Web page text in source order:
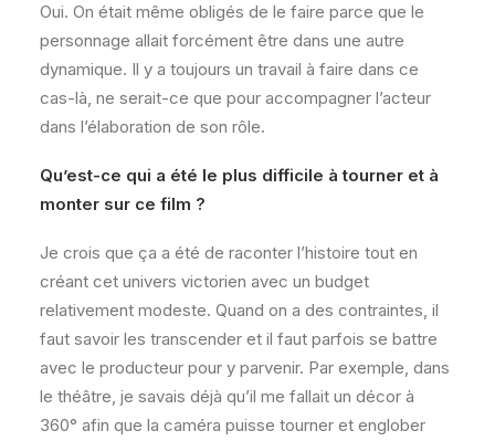
Oui. On était même obligés de le faire parce que le
personnage allait forcément être dans une autre
dynamique. Il y a toujours un travail à faire dans ce
cas-là, ne serait-ce que pour accompagner l’acteur
dans l’élaboration de son rôle.
Qu’est-ce qui a été le plus difficile à tourner et à
monter sur ce film ?
Je crois que ça a été de raconter l’histoire tout en
créant cet univers victorien avec un budget
relativement modeste. Quand on a des contraintes, il
faut savoir les transcender et il faut parfois se battre
avec le producteur pour y parvenir. Par exemple, dans
le théâtre, je savais déjà qu’il me fallait un décor à
360° afin que la caméra puisse tourner et englober